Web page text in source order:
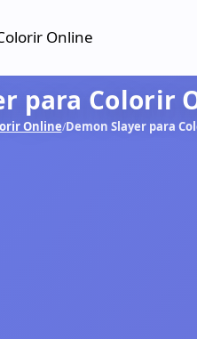
Online
para Colorir
Online/Demon Slayer para